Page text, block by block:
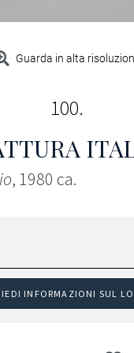
Guarda in alta
100
, 1980 ca.
INFORMAZIONI SUL